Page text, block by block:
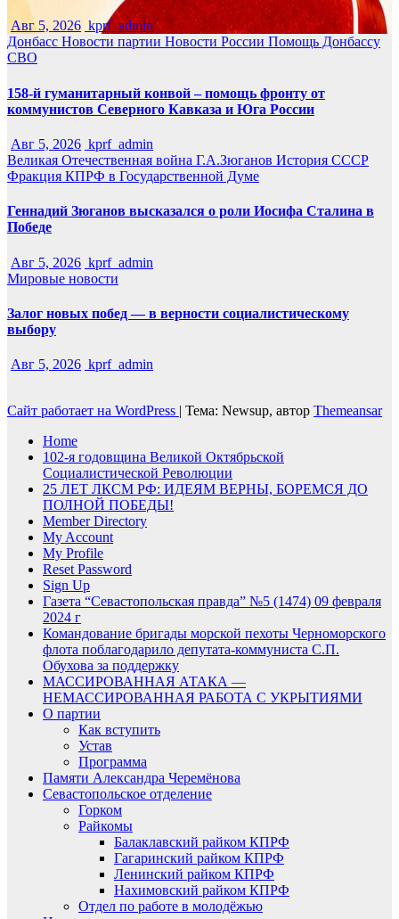
Авг 5, 2026 kprf_admin
Донбасс Новости партии Новости России Помощь Донбассу
СВО
158-й гуманитарный конвой – помощь фронту от
коммунистов Северного Кавказа и Юга России
Авг 5, 2026 kprf_admin
Великая Отечественная война Г.А.Зюганов История СССР
Фракция КПРФ в Государственной Думе
Геннадий Зюганов высказался о роли Иосифа Сталина в
Победе
Авг 5, 2026 kprf_admin
Мировые новости
Залог новых побед — в верности социалистическому
выбору
Авг 5, 2026 kprf_admin
Сайт работает на WordPress | Тема: Newsup, автор Themeansar
Home
102-я годовщина Великой Октябрьской
Социалистической Революции
25 ЛЕТ ЛКСМ РФ: ИДЕЯМ ВЕРНЫ, БОРЕМСЯ ДО
ПОЛНОЙ ПОБЕДЫ!
Member Directory
My Account
My Profile
Reset Password
Sign Up
Газета “Севастопольская правда” №5 (1474) 09 февраля
2024 г
Командование бригады морской пехоты Черноморского
флота поблагодарило депутата-коммуниста С.П.
Обухова за поддержку
МАССИРОВАННАЯ АТАКА —
НЕМАССИРОВАННАЯ РАБОТА С УКРЫТИЯМИ
О партии
Как вступить
Устав
Программа
Памяти Александра Черемёнова
Севастопольское отделение
Горком
Райкомы
Балаклавский райком КПРФ
Гагаринский райком КПРФ
Ленинский райком КПРФ
Нахимовский райком КПРФ
Отдел по работе в молодёжью